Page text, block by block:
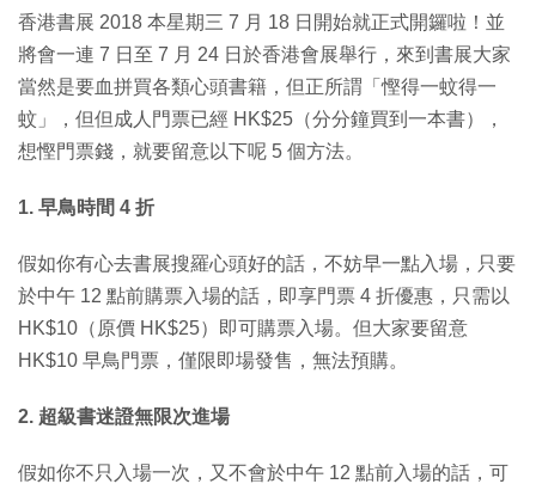
香港書展 2018 本星期三 7 月 18 日開始就正式開鑼啦！並
將會一連 7 日至 7 月 24 日於香港會展舉行，來到書展大家
當然是要血拼買各類心頭書籍，但正所謂「慳得一蚊得一
蚊」，但但成人門票已經 HK$25（分分鐘買到一本書），
想慳門票錢，就要留意以下呢 5 個方法。
1. 早鳥時間 4 折
假如你有心去書展搜羅心頭好的話，不妨早一點入場，只要
於中午 12 點前購票入場的話，即享門票 4 折優惠，只需以
HK$10（原價 HK$25）即可購票入場。但大家要留意
HK$10 早鳥門票，僅限即場發售，無法預購。
2. 超級書迷證無限次進場
假如你不只入場一次，又不會於中午 12 點前入場的話，可